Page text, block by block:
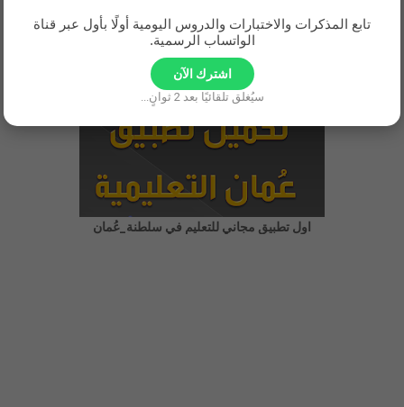
تابع المذكرات والاختبارات والدروس اليومية أولًا بأول عبر قناة
الواتساب الرسمية.
اشترك الآن
سيُغلق تلقائيًا بعد1 ثوانٍ...
تحميل الكتب جميع المواد
روابط مهمة للمعلم والطالب
موقع ملخصات الصف الرابع
تحميل أدلة المعلم
محرك البحث التعليمي
اول تطبيق مجاني للتعليم في سلطنة_عُمان